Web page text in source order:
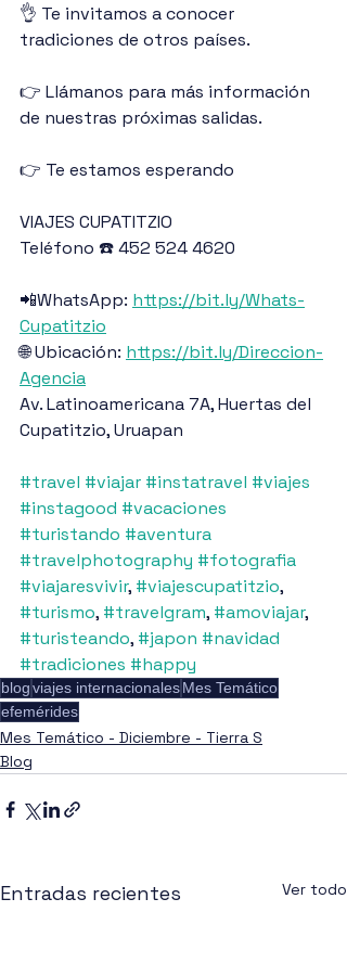
👌 Te invitamos a conocer
tradiciones de otros países.
👉 Llámanos para más información
de nuestras próximas salidas.
👉 Te estamos esperando
VIAJES CUPATITZIO
Teléfono ☎️ 452 524 4620
📲WhatsApp: https://bit.ly/Whats-
Cupatitzio
🌐 Ubicación: https://bit.ly/Direccion-
Agencia
Av. Latinoamericana 7A, Huertas del
Cupatitzio, Uruapan
#travel #viajar #instatravel #viajes
#instagood #vacaciones
#turistando #aventura
#travelphotography #fotografia
#viajaresvivir, #viajescupatitzio,
#turismo, #travelgram, #amoviajar,
#turisteando, #japon #navidad
#tradiciones #happy
blogviajes internacionalesMes Temático
efemérides
Mes Temático - Diciembre - Tierra S
Blog
Entradas recientes Ver todo